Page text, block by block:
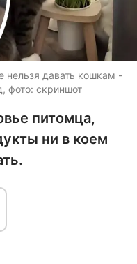
нельзя давать кошкам -
фото: скриншот
питомца,
ни в коем